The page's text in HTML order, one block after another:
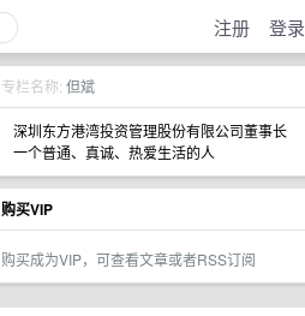
注册 登录
专栏名称: 但斌
深圳东方港湾投资管理股份有限公司董事长
一个普通、真诚、热爱生活的人
购买VIP
购买成为VIP，可查看文章或者RSS订阅